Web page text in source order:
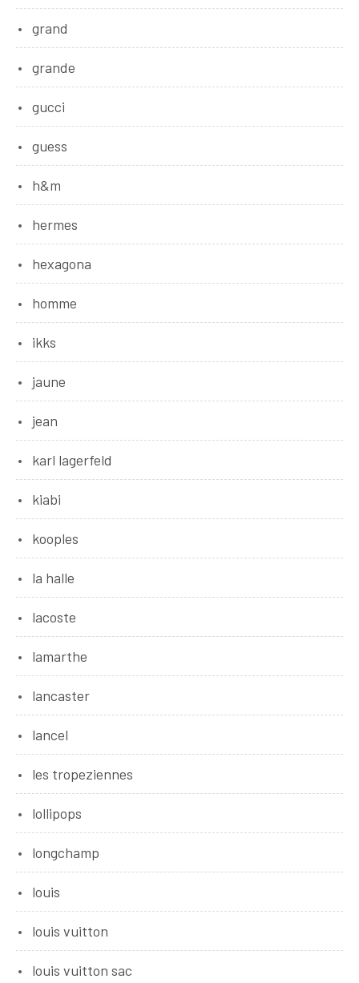
grand
grande
gucci
guess
h&m
hermes
hexagona
homme
ikks
jaune
jean
karl lagerfeld
kiabi
kooples
la halle
lacoste
lamarthe
lancaster
lancel
les tropeziennes
lollipops
longchamp
louis
louis vuitton
louis vuitton sac